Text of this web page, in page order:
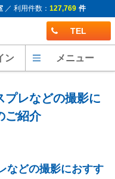
／ 利用件数： 127,769 件
TEL
ン メニュー
プレなどの撮影に
ご紹介
などの撮影におすす